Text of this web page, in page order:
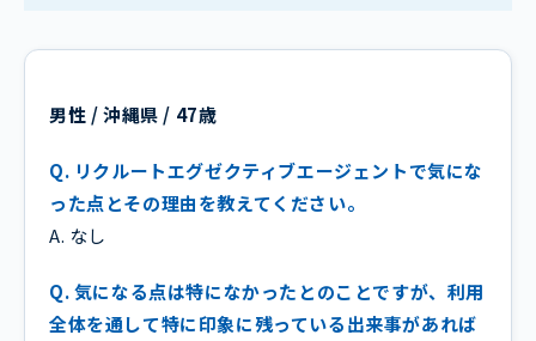
男性 / 沖縄県 / 47歳
Q. リクルートエグゼクティブエージェントで気にな
った点とその理由を教えてください。
A. なし
Q. 気になる点は特になかったとのことですが、利用
全体を通して特に印象に残っている出来事があれば